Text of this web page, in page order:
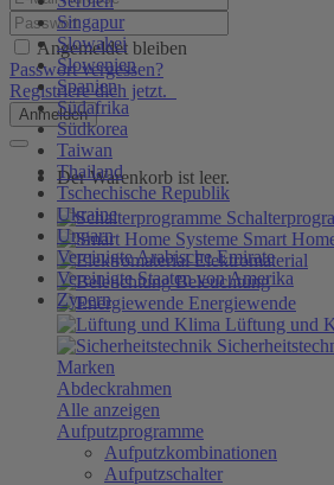
Singapur
Slowakei
Slowenien
Spanien
Südafrika
Südkorea
Taiwan
Thailand
Tschechische Republik
Ukraine
Ungarn
Vereinigte Arabische Emirate
Vereinigte Staaten von Amerika
Zypern
Angemeldet bleiben
Passwort vergessen?
Registriere dich jetzt.
Anmelden
Der Warenkorb ist leer.
Smart
Elektromaterial
Beleuchtung
Energiewende
Lüftung und
Marken
Abdeckrahmen
Alle anzeigen
Aufputzprogramme
Aufputzkombinationen
Aufputzschalter